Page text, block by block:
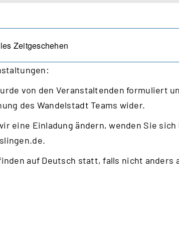
Zeitgeschehen
von den Veranstaltenden formuliert
des Wandelstadt Teams wider.
eine Einladung ändern, wenden Sie
.
auf Deutsch statt, falls nicht anders